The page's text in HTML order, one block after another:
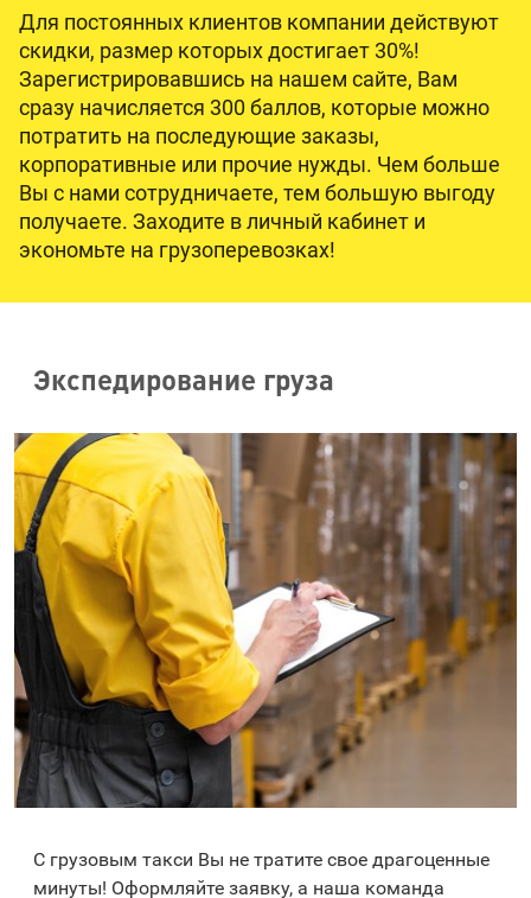
Для постоянных клиентов компании действуют
скидки, размер которых достигает 30%!
Зарегистрировавшись на нашем сайте, Вам
сразу начисляется 300 баллов, которые можно
потратить на последующие заказы,
корпоративные или прочие нужды. Чем больше
Вы с нами сотрудничаете, тем большую выгоду
получаете. Заходите в личный кабинет и
экономьте на грузоперевозках!
Экспедирование груза
С грузовым такси Вы не тратите свое драгоценные
минуты! Оформляйте заявку, а наша команда